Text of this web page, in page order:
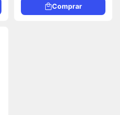
Comprar